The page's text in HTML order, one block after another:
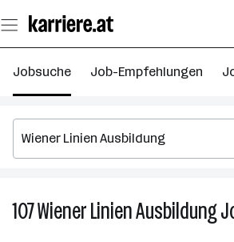
Seiteninhalt
springen
Jobsuche Job-Empfehlungen
107Wiener Linien Ausbildung